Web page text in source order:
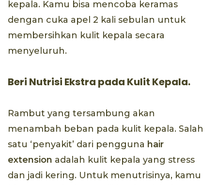
kepala. Kamu bisa mencoba keramas
dengan cuka apel 2 kali sebulan untuk
membersihkan kulit kepala secara
menyeluruh.
Beri Nutrisi Ekstra pada Kulit Kepala.
Rambut yang tersambung akan
menambah beban pada kulit kepala. Salah
satu ‘penyakit’ dari pengguna hair
extension adalah kulit kepala yang stress
dan jadi kering. Untuk menutrisinya, kamu